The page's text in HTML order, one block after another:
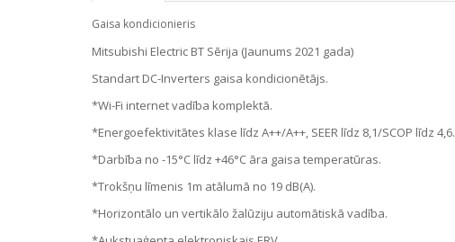
Gaisa kondicionieris
Mitsubishi Electric BT Sērija (Jaunums 2021 gada)
Standart DC-Inverters gaisa kondicionētājs.
*Wi-Fi internet vadība komplektā.
*Energoefektivitātes klase līdz A++/A++, SEER līdz 8,1/SCOP līdz 4,6.
*Darbība no -15°C līdz +46°C āra gaisa temperatūras.
*Trokšņu līmenis 1m atālumā no 19 dB(A).
*Horizontālo un vertikālo žalūziju automātiskā vadība.